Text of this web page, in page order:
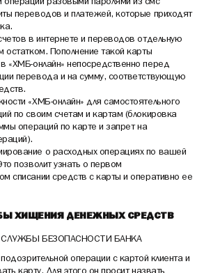
переводов и платежей, которые приходят
в интернете и переводов отдельную
остатком. Пополнение такой карты
«ХМБ-онлайн» непосредственно перед
перевода и на сумму, соответствующую
«ХМБ-онлайн» для самостоятельного
по своим счетам и картам (блокировка
операций по карте и запрет на
о расходных операциях по вашей
позволит узнать о первом
списании средств с карты и оперативно ее
ХИЩЕНИЯ ДЕНЕЖНЫХ СРЕДСТВ
БЕЗОПАСНОСТИ БАНКА
операции с картой клиента и